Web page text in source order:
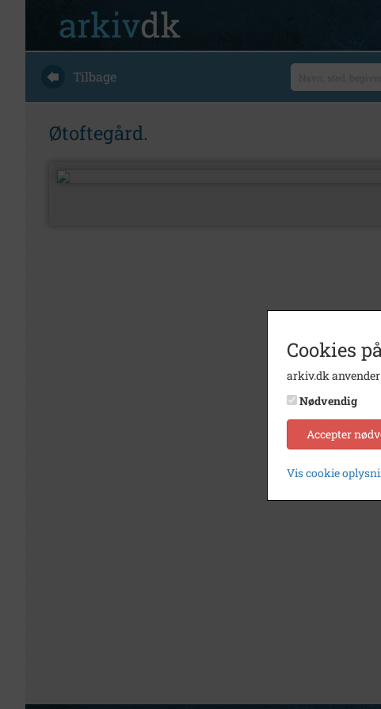
Tilbage
Øtoftegård.
Cookies
arkiv.dk
Nødvendig
Accepter
Vis cookie